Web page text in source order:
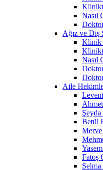
Nasıl
Ağız ve Diş
Klinik
Nasıl
Aile
Betül
Fatoş